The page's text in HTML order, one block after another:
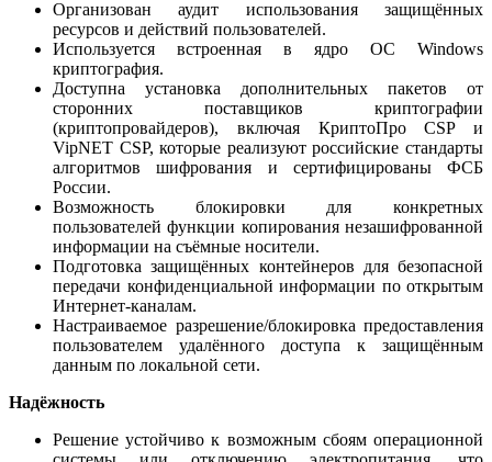
Организован аудит использования защищённых
ресурсов и действий пользователей.
Используется встроенная в ядро ОС Windows
криптография.
Доступна установка дополнительных пакетов от
сторонних поставщиков криптографии
(криптопровайдеров), включая КриптоПро CSP и
VipNET CSP, которые реализуют российские стандарты
алгоритмов шифрования и сертифицированы ФСБ
России.
Возможность блокировки для конкретных
пользователей функции копирования незашифрованной
информации на съёмные носители.
Подготовка защищённых контейнеров для безопасной
передачи конфиденциальной информации по открытым
Интернет-каналам.
Настраиваемое разрешение/блокировка предоставления
пользователем удалённого доступа к защищённым
данным по локальной сети.
Надёжность
Решение устойчиво к возможным сбоям операционной